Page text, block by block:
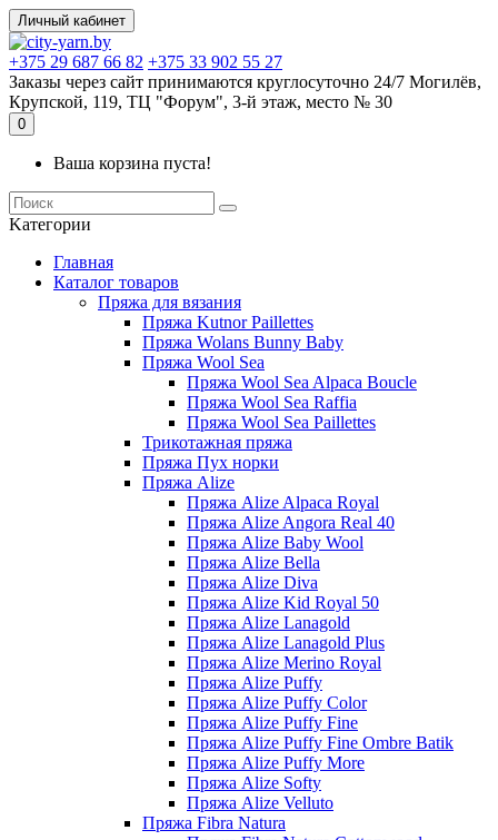
Личный кабинет
+375 29 687 66 82 +375 33 902 55 27
Заказы через сайт принимаются круглосуточно 24/7 Могилёв,
Крупской, 119, ТЦ "Форум", 3-й этаж, место № 30
0
Ваша корзина пуста!
Kатегории
Главная
Каталог товаров
Пряжа для вязания
Пряжа Kutnor Paillettes
Пряжа Wolans Bunny Baby
Пряжа Wool Sea
Пряжа Wool Sea Alpaca Boucle
Пряжа Wool Sea Raffia
Пряжа Wool Sea Paillettes
Трикотажная пряжа
Пряжа Пух норки
Пряжа Alize
Пряжа Alize Alpaca Royal
Пряжа Alize Angora Real 40
Пряжа Alize Baby Wool
Пряжа Alize Bella
Пряжа Alize Diva
Пряжа Alize Kid Royal 50
Пряжа Alize Lanagold
Пряжа Alize Lanagold Plus
Пряжа Alize Merino Royal
Пряжа Alize Puffy
Пряжа Alize Puffy Color
Пряжа Alize Puffy Fine
Пряжа Alize Puffy Fine Ombre Batik
Пряжа Alize Puffy More
Пряжа Alize Softy
Пряжа Alize Velluto
Пряжа Fibra Natura